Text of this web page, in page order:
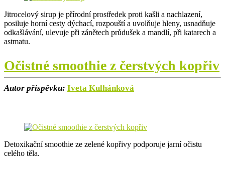
Jitrocelový sirup je přírodní prostředek proti kašli a nachlazení,
posiluje horní cesty dýchací, rozpouští a uvolňuje hleny, usnadňuje
odkašlávání, ulevuje při zánětech průdušek a mandlí, při katarech a
astmatu.
Očistné smoothie z čerstvých kopřiv
Autor příspěvku: Iveta Kulhánková
Detoxikační smoothie ze zelené kopřivy podporuje jarní očistu
celého těla.